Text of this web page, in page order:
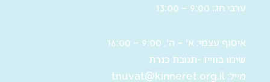
ערבי חג: 9:00 – 13:00
איסוף עצמי: א' – ה', 9:00 – 16:00
שימו בווייז -תנובת כנרת
מייל: tnuvat@kinneret.org.il